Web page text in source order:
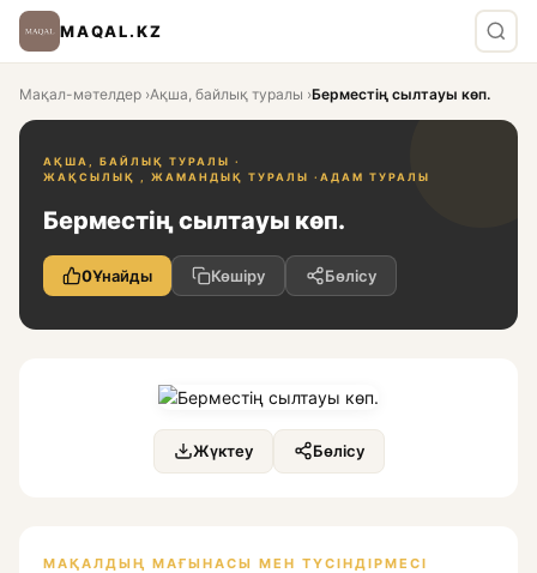
MAQAL.KZ
Мақал-мәтелдер ›Ақша, байлық туралы ›Берместің сылтауы көп.
АҚША, БАЙЛЫҚ ТУРАЛЫ ·
ЖАҚСЫЛЫҚ , ЖАМАНДЫҚ ТУРАЛЫ · АДАМ ТУРАЛЫ
Берместің сылтауы көп.
0Ұнайды Көшіру Бөлісу
Жүктеу Бөлісу
МАҚАЛДЫҢ МАҒЫНАСЫ МЕН ТҮСІНДІРМЕСІ